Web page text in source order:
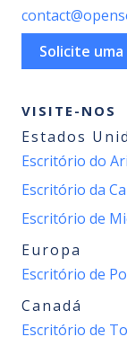
Solicite
VISITE-NOS
Estados
Escritório do
Escritório da
Escritório de
Europa
Escritório de
Canadá
Escritório de